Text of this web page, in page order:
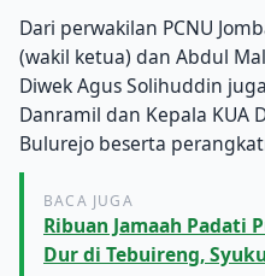
Dari perwakilan PCNU
(wakil ketua) dan Abdul
Diwek Agus Solihuddin
Danramil dan Kepala KUA
Bulurejo beserta
BACA JUGA
Ribuan Jamaah Padati
Dur di Tebuireng,